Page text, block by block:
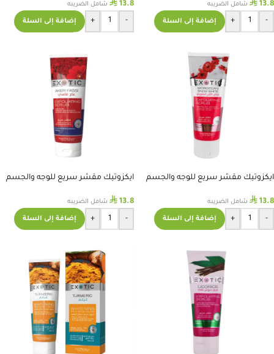
⃁ 13.8 شامل الضريبه
-
+ إضافة إلى السلة
⃁ 13.8 شامل الضريبه
-
+ إضافة إلى السلة
ايكزوتيك مقشر سريع للوجه والجسم
⃁ 13.8 شامل الضريبه
-
+ إضافة إلى السلة
ايكزوتيك مقشر سريع للوجه والجسم
⃁ 13.8 شامل الضريبه
-
+ إضافة إلى السلة